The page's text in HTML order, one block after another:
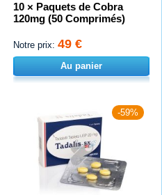
10 × Paquets de Cobra
120mg (50 Comprimés)
Notre prix: 49 €
Au panier
-59%